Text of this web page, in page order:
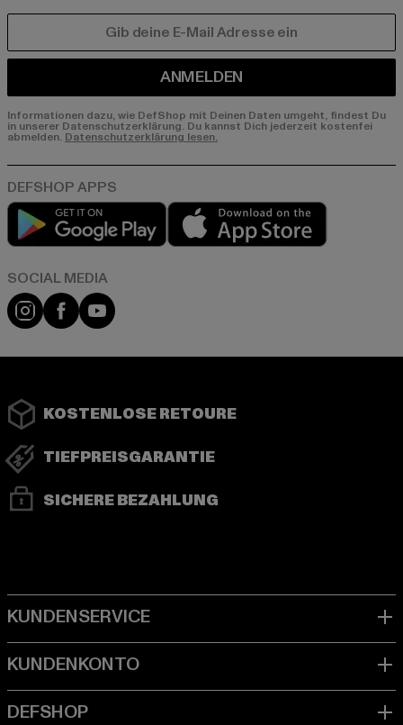
ANMELDEN
Informationen dazu, wie DefShop mit Deinen Daten umgeht, findest Du
in unserer Datenschutzerklärung. Du kannst Dich jederzeit kostenfei
abmelden. Datenschutzerklärung lesen.
Play market
Instagram
FacebookYouTube
KOSTENLOSE RETOURE
TIEFPREISGARANTIE
SICHERE BEZAHLUNG